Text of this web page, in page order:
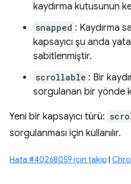
kaydırma kutusunun
snapped : Kaydırma
kapsayıcı şu anda
sabitlenmiştir.
scrollable : Bir
sorgulanan bir yönde
Yeni bir kapsayıcı türü:
sorgulanması için kullanılır.
Hata #40268059 için takip|